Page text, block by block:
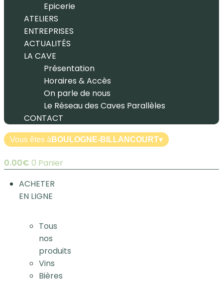
Epicerie
ATELIERS
ENTREPRISES
ACTUALITÉS
LA CAVE
Présentation
Horaires & Accès
On parle de nous
Le Réseau des Caves Parallèles
CONTACT
Vous êtes à BOULOGNE-BILLANCOURT▾
0.00€ 0 Panier
ACHETER
EN LIGNE
Tous
nos
produits
Vins
Bières